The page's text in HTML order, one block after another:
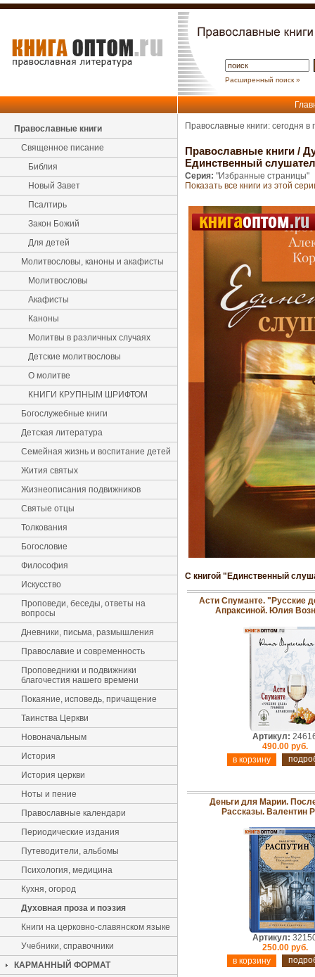
Расширенный поиск »
Православные книги
Священное писание
Библия
Новый Завет
Псалтирь
Закон Божий
Для детей
Молитвословы, каноны и акафисты
Молитвословы
Акафисты
Каноны
Молитвы в различных случаях
Детские молитвословы
О молитве
КНИГИ КРУПНЫМ ШРИФТОМ
Богослужебные книги
Детская литература
Семейная жизнь и воспитание детей
Жития святых
Жизнеописания подвижников
Святые отцы
Толкования
Богословие
Философия
Искусство
Проповеди, беседы, ответы на
вопросы
Дневники, письма, размышления
Православие и современность
Проповедники и подвижники
благочестия нашего времени
Покаяние, исповедь, причащение
Таинства Церкви
Новоначальным
История
История церкви
Ноты и пение
Православные календари
Периодические издания
Путеводители, альбомы
Психология, медицина
Кухня, огород
Духовная проза и поэзия
Книги на церковно-славянском языке
Учебники, справочники
КАРМАННЫЙ ФОРМАТ
Православные книги: сегодня
Православные книги /
Единственный
Серия: "Избранные страницы"
Показать все книги из этой
С книгой "Единственный
Асти Спуманте. "Русские
Апраксиной. Юлия
Артикул:
490.00 руб.
Деньги для Марии.
Рассказы. Валентин
Артикул:
250.00 руб.